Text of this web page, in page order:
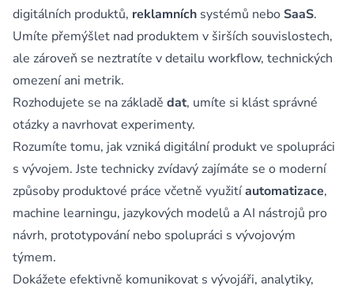
digitálních produktů, reklamních systémů nebo SaaS.
Umíte přemýšlet nad produktem v širších souvislostech,
ale zároveň se neztratíte v detailu workflow, technických
omezení ani metrik.
Rozhodujete se na základě dat, umíte si klást správné
otázky a navrhovat experimenty.
Rozumíte tomu, jak vzniká digitální produkt ve spolupráci
s vývojem. Jste technicky zvídavý zajímáte se o moderní
způsoby produktové práce včetně využitíautomatizace,
machine learningu, jazykových modelů a AI nástrojů pro
návrh, prototypování nebo spolupráci s vývojovým
týmem.
Dokážete efektivně komunikovat s vývojáři, analytiky,